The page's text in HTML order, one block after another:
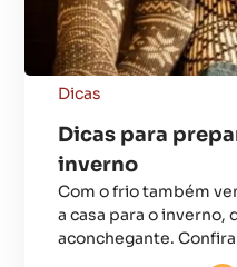
Dicas
Dicas para
inverno
Com o frio também
a casa para o
aconchegante.